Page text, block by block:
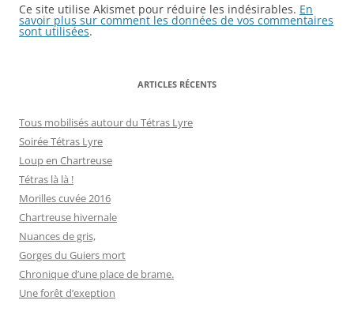
Ce site utilise Akismet pour réduire les indésirables. En
savoir plus sur comment les données de vos commentaires
sont utilisées.
ARTICLES RÉCENTS
Tous mobilisés autour du Tétras Lyre
Soirée Tétras Lyre
Loup en Chartreuse
Tétras là là !
Morilles cuvée 2016
Chartreuse hivernale
Nuances de gris,
Gorges du Guiers mort
Chronique d’une place de brame.
Une forêt d’exeption